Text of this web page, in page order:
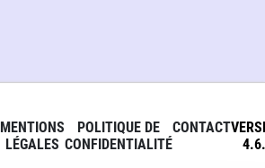
MENTIONS
LÉGALES
POLITIQUE DE
CONFIDENTIALITÉ
CONTACT